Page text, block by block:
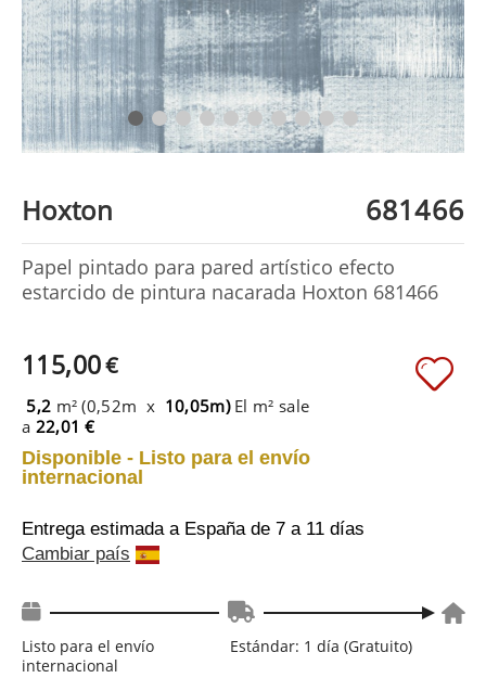
Hoxton 681466
Papel pintado para pared artístico efecto
estarcido de pintura nacarada Hoxton 681466
115,00€
5,2 m² (0,52m x 10,05m) El m² sale
a 22,01 €
Disponible - Listo para el envío
internacional
Entrega estimada a España de 7 a 11 días
Cambiar país
Listo para el envío
internacional
Estándar: 1 día (Gratuito)